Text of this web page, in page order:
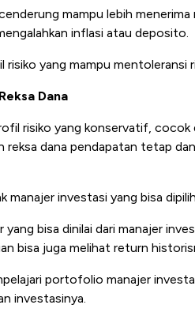
mampu lebih
inflasi atau deposito.
risiko yang mampu
Dana
risiko yang konservatif,
reksa dana pendapatan tetap
manajer investasi yang bisa
bisa dinilai dari manajer
bisa juga melihat return
portofolio manajer
investasinya.